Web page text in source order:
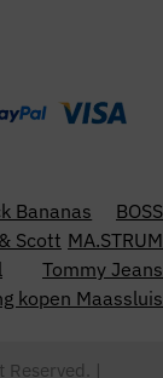
Bananas
BOSS
Scott MA.STRUM
Tommy Jeans
kopen Maassluis
Reserved. |